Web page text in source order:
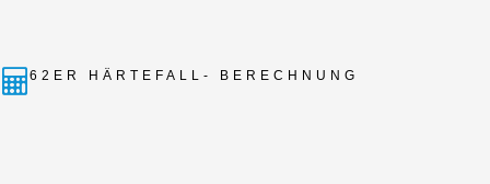
62ER HÄRTEFALL- BERECHNUNG